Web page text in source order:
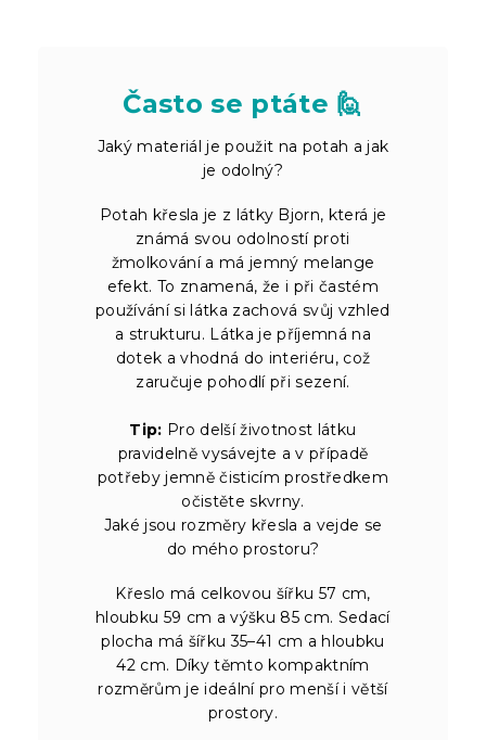
Často se ptáte 🙋
Jaký materiál je použit na potah a jak
je odolný?
Potah křesla je z látky Bjorn, která je
známá svou odolností proti
žmolkování a má jemný melange
efekt. To znamená, že i při častém
používání si látka zachová svůj vzhled
a strukturu. Látka je příjemná na
dotek a vhodná do interiéru, což
zaručuje pohodlí při sezení.
Tip: Pro delší životnost látku
pravidelně vysávejte a v případě
potřeby jemně čisticím prostředkem
očistěte skvrny.
Jaké jsou rozměry křesla a vejde se
do mého prostoru?
Křeslo má celkovou šířku 57 cm,
hloubku 59 cm a výšku 85 cm. Sedací
plocha má šířku 35–41 cm a hloubku
42 cm. Díky těmto kompaktním
rozměrům je ideální pro menší i větší
prostory.